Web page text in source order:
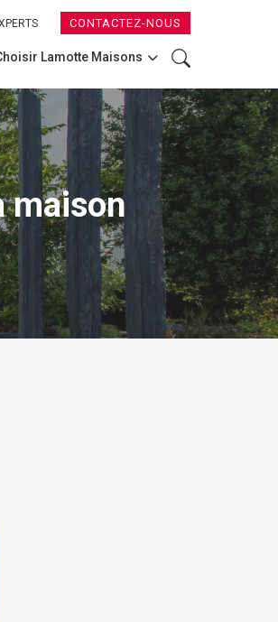
CONTACTEZ-NOUS
Lamotte Maisons
maison